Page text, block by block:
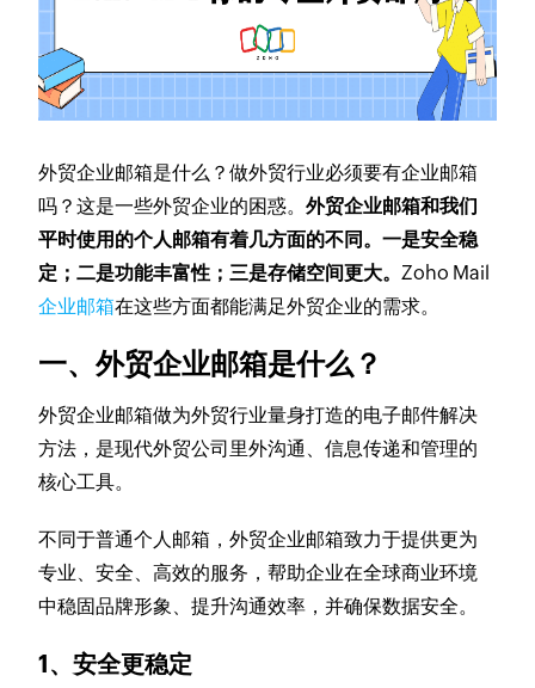
外贸企业邮箱是什么？做外贸行业必须要有企业邮箱
吗？这是一些外贸企业的困惑。外贸企业邮箱和我们
平时使用的个人邮箱有着几方面的不同。一是安全稳
定；二是功能丰富性；三是存储空间更大。Zoho Mail
企业邮箱在这些方面都能满足外贸企业的需求。
一、外贸企业邮箱是什么？
外贸企业邮箱做为外贸行业量身打造的电子邮件解决
方法，是现代外贸公司里外沟通、信息传递和管理的
核心工具。
不同于普通个人邮箱，外贸企业邮箱致力于提供更为
专业、安全、高效的服务，帮助企业在全球商业环境
中稳固品牌形象、提升沟通效率，并确保数据安全。
1、安全更稳定